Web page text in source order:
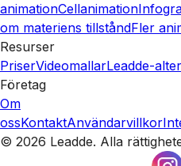
animationCellanimation
om materiens tillståndFler
Resurser
PriserVideomallarLeadde-
Företag
Om
ossKontaktAnvändarvillkor
© 2026 Leadde. Alla